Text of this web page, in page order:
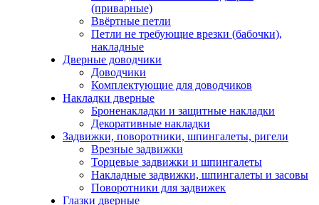
(приварные)
Ввёртные петли
Петли не требующие врезки (бабочки),
накладные
Дверные доводчики
Доводчики
Комплектующие для доводчиков
Накладки дверные
Броненакладки и защитные накладки
Декоративные накладки
Задвижки, поворотники, шпингалеты, ригели
Врезные задвижки
Торцевые задвижки и шпингалеты
Накладные задвижки, шпингалеты и засовы
Поворотники для задвижек
Глазки дверные